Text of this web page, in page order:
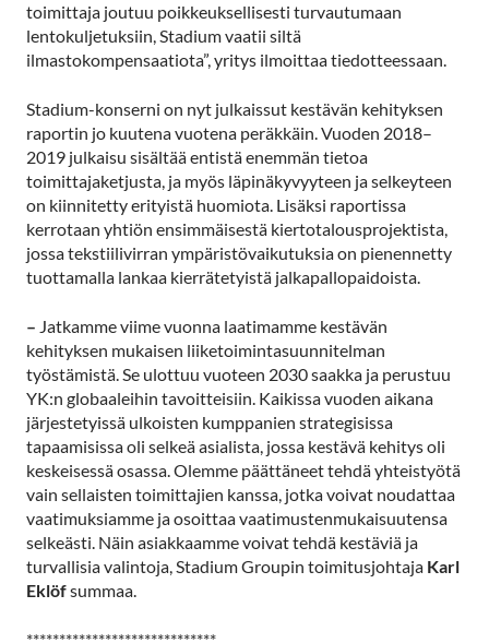
toimittaja joutuu poikkeuksellisesti turvautumaan
lentokuljetuksiin, Stadium vaatii siltä
ilmastokompensaatiota”, yritys ilmoittaa tiedotteessaan.
Stadium-konserni on nyt julkaissut kestävän kehityksen
raportin jo kuutena vuotena peräkkäin. Vuoden 2018–
2019 julkaisu sisältää entistä enemmän tietoa
toimittajaketjusta, ja myös läpinäkyvyyteen ja selkeyteen
on kiinnitetty erityistä huomiota. Lisäksi raportissa
kerrotaan yhtiön ensimmäisestä kiertotalousprojektista,
jossa tekstiilivirran ympäristövaikutuksia on pienennetty
tuottamalla lankaa kierrätetyistä jalkapallopaidoista.
– Jatkamme viime vuonna laatimamme kestävän
kehityksen mukaisen liiketoimintasuunnitelman
työstämistä. Se ulottuu vuoteen 2030 saakka ja perustuu
YK:n globaaleihin tavoitteisiin. Kaikissa vuoden aikana
järjestetyissä ulkoisten kumppanien strategisissa
tapaamisissa oli selkeä asialista, jossa kestävä kehitys oli
keskeisessä osassa. Olemme päättäneet tehdä yhteistyötä
vain sellaisten toimittajien kanssa, jotka voivat noudattaa
vaatimuksiamme ja osoittaa vaatimustenmukaisuutensa
selkeästi. Näin asiakkaamme voivat tehdä kestäviä ja
turvallisia valintoja, Stadium Groupin toimitusjohtaja Karl
Eklöfsummaa.
*****************************